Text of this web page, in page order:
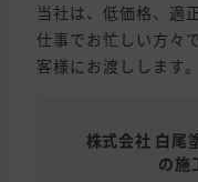
当社は、低価格、適
仕事でお忙しい方々
客様にお渡しします。
株式会社 白尾
の施